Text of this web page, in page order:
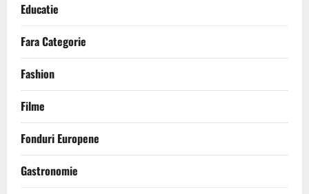
Educatie
Fara Categorie
Fashion
Filme
Fonduri Europene
Gastronomie